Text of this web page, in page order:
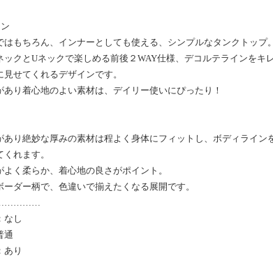
はもちろん、インナーとしても使える、シンプルなタンクトップ。
ックとUネックで楽しめる前後２WAY仕様、デコルテラインをキ
見せてくれるデザインです。
あり着心地のよい素材は、デイリー使いにぴったり！
あり絶妙な厚みの素材は程よく身体にフィットし、ボディライン
くれます。
よく柔らか、着心地の良さがポイント。
ーダー柄で、色違いで揃えたくなる展開です。
なし
通
あり